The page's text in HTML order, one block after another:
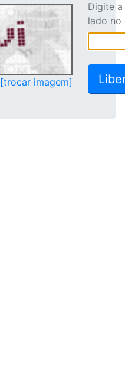
[trocar imagem]
Digite
lado no